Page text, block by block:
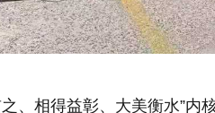
、相得益彰、大美衡水”内